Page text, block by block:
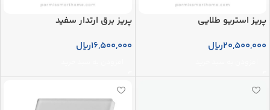
پریز استریو طلایی
20,500,000ریال
پریز برق ارتدار سفید
16,500,000ریال